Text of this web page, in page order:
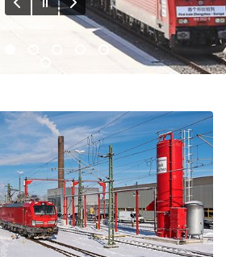
Ende des Sliders